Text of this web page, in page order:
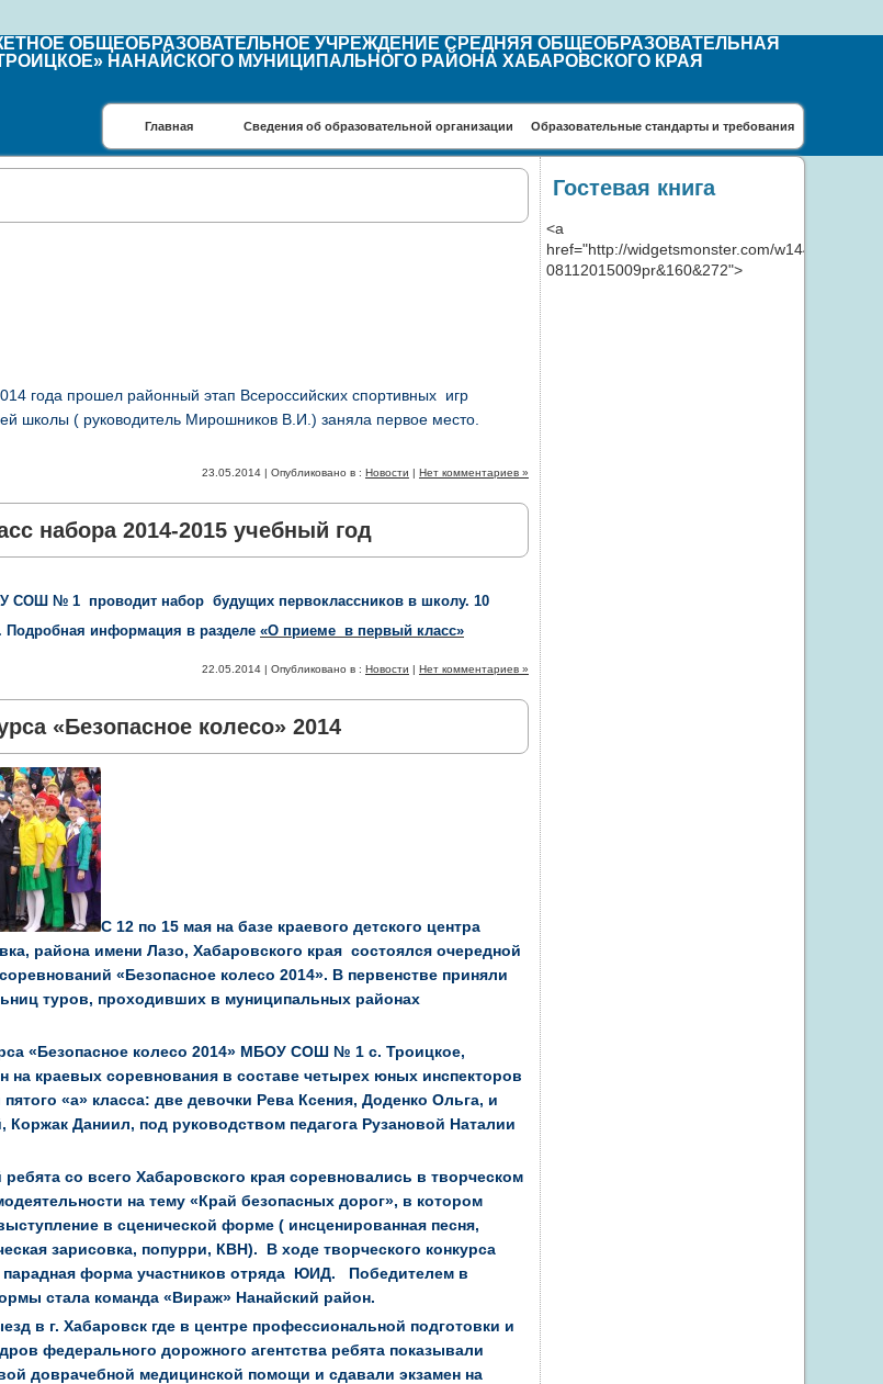
Главная Сведения об образовательной организации Образовательные стандарты и требования
ОБЩЕОБРАЗОВАТЕЛЬНОЕ УЧРЕЖДЕНИЕ СРЕДНЯЯ ОБЩЕОБРАЗОВАТЕЛЬНАЯ
НАНАЙСКОГО МУНИЦИПАЛЬНОГО РАЙОНА ХАБАРОВСКОГО КРАЯ
года прошел районный этап Всероссийских спортивных игр
школы ( руководитель Мирошников В.И.) заняла первое место.
23.05.2014 | Опубликовано в : Новости | Нет комментариев »
набора 2014-2015 учебный год
№ 1 проводит набор будущих первоклассников в школу. 10
информация в разделе «О приеме в первый класс»
22.05.2014 | Опубликовано в : Новости | Нет комментариев »
«Безопасное колесо» 2014
С 12 по 15 мая на базе краевого детского центра
района имени Лазо, Хабаровского края состоялся очередной
«Безопасное колесо 2014». В первенстве приняли
туров, проходивших в муниципальных районах
«Безопасное колесо 2014» МБОУ СОШ № 1 с. Троицкое,
на краевых соревнования в составе четырех юных инспекторов
«а» класса: две девочки Рева Ксения, Доденко Ольга, и
Коржак Даниил, под руководством педагога Рузановой Наталии
со всего Хабаровского края соревновались в творческом
на тему «Край безопасных дорог», в котором
в сценической форме ( инсценированная песня,
зарисовка, попурри, КВН). В ходе творческого конкурса
форма участников отряда ЮИД. Победителем в
стала команда «Вираж» Нанайский район.
в г. Хабаровск где в центре профессиональной подготовки и
федерального дорожного агентства ребята показывали
доврачебной медицинской помощи и сдавали экзамен на
Гостевая книга
<a
href="http://widgetsmonster.com/w1447260437-
08112015009pr&160&272">